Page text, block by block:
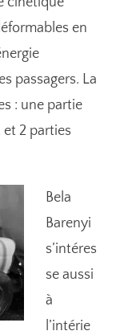
en
passagers. La
: une partie
et 2 parties
Bela
Barenyi
s’intéres
se aussi
à
l’intérie